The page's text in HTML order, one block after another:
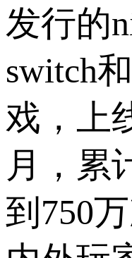
发行的
switch
戏，上
月，累
到750